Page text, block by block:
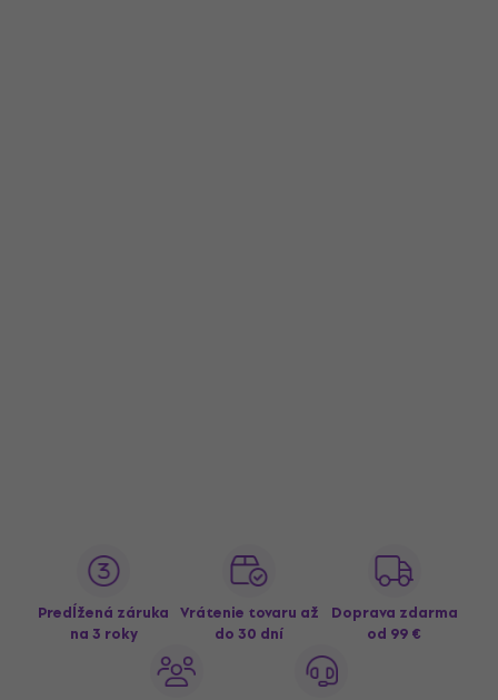
Predĺžená záruka
na 3 roky
Vrátenie tovaru až
do 30 dní
Doprava zdarma
od 99 €